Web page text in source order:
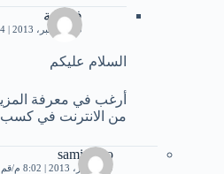
فاطمة
10 ديسمبر، 2013 | 2:54 م
السلام عليكم
أرغب في معرفة
من الانترنت في كسب
sami simo
9 ديسمبر، 2013 | 8:02 م قم